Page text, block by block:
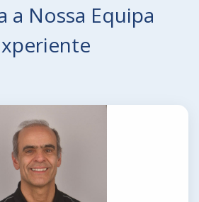
a Nossa Equipa